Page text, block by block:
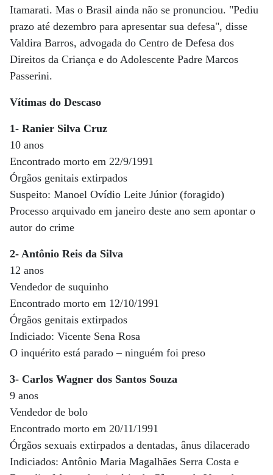
Itamarati. Mas o Brasil ainda não se pronunciou. "Pediu
prazo até dezembro para apresentar sua defesa", disse
Valdira Barros, advogada do Centro de Defesa dos
Direitos da Criança e do Adolescente Padre Marcos
Passerini.
Vítimas do Descaso
1- Ranier Silva Cruz
10 anos
Encontrado morto em 22/9/1991
Órgãos genitais extirpados
Suspeito: Manoel Ovídio Leite Júnior (foragido)
Processo arquivado em janeiro deste ano sem apontar o
autor do crime
2- Antônio Reis da Silva
12 anos
Vendedor de suquinho
Encontrado morto em 12/10/1991
Órgãos genitais extirpados
Indiciado: Vicente Sena Rosa
O inquérito está parado – ninguém foi preso
3- Carlos Wagner dos Santos Souza
9 anos
Vendedor de bolo
Encontrado morto em 20/11/1991
Órgãos sexuais extirpados a dentadas, ânus dilacerado
Indiciados: Antônio Maria Magalhães Serra Costa e